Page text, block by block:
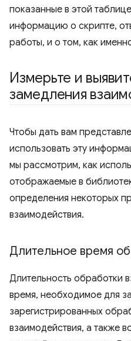
показанные в этой
информацию о скрипте,
работы, и о том, как
Измерьте и
замедления
Чтобы дать вам
использовать эту
мы рассмотрим, как
отображаемые в
определения некоторых
взаимодействия.
Длительное время
Длительность обработки
время, необходимое для
зарегистрированных
взаимодействия, а также